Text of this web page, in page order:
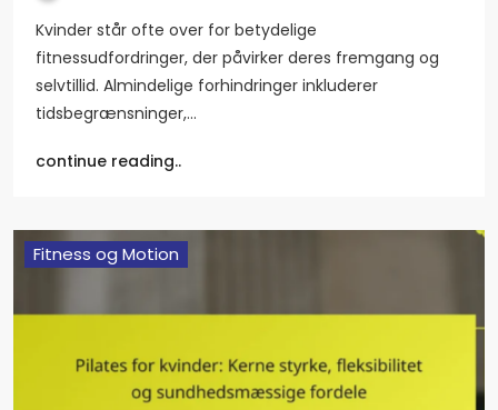
Kvinder står ofte over for betydelige
fitnessudfordringer, der påvirker deres fremgang og
selvtillid. Almindelige forhindringer inkluderer
tidsbegrænsninger,…
continue reading..
Fitness og Motion